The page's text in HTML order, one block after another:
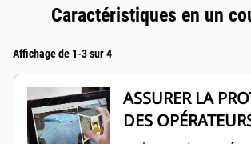
Caractéristiques en un
Affichage de 1-3 sur 4
ASSURER LA
DES